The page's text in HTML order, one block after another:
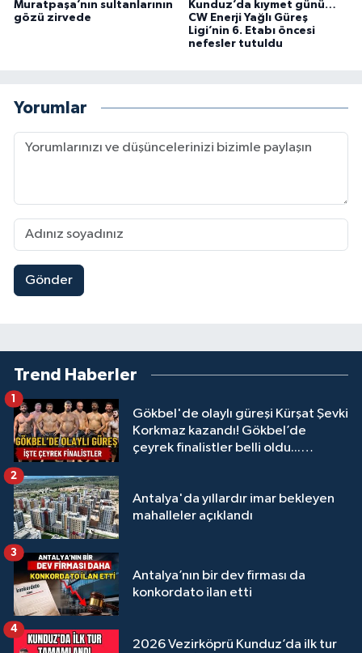
Muratpaşa’nın sultanlarının
gözü zirvede
Kunduz’da kıymet günü…
CW Enerji Yağlı Güreş
Ligi’nin 6. Etabı öncesi
nefesler tutuldu
Yorumlar
Gönder
Trend Haberler
Gökbel'de olaylı güreşi Kürşat Şevki
Korkmaz kazandı! Gökbel’de
çeyrek finalistler belli oldu...
1
Antalya'da yıllardır imar bekleyen
mahalleler açıklandı
2
Antalya’nın bir dev firması da
konkordato ilan etti
3
2026 Vezirköprü Kunduz’da ilk tur
4